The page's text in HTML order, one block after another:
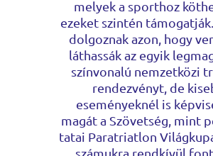
melyek a sporthoz
ezeket szintén
dolgoznak azon, hogy
láthassák az egyik
színvonalú nemzetközi
rendezvényt, de
eseményeknél is
magát a Szövetség, mint
tatai Paratriatlon